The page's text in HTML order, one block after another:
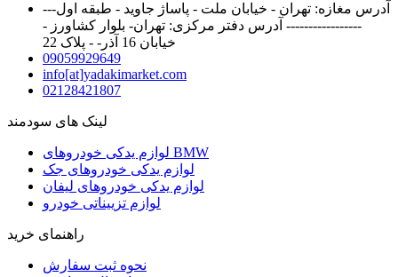
آدرس مغازه: تهران - خیابان ملت - پاساژ جاوید - طبقه اول---
----------------- آدرس دفتر مرکزی: تهران- بلوار کشاورز -
خیابان 16 آذر- - پلاک 22
09059929649
info[at]yadakimarket.com
02128421807
لینک های سودمند
لوازم یدکی خودروهای BMW
لوازم یدکی خودروهای جک
لوازم یدکی خودروهای لیفان
لوازم تزییناتی خودرو
راهنمای خرید
نحوه ثبت سفارش